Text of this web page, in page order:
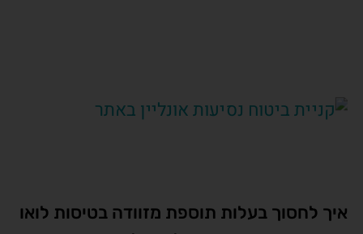
איך לחסוך בעלות תוספת מזוודה בטיסות לואו